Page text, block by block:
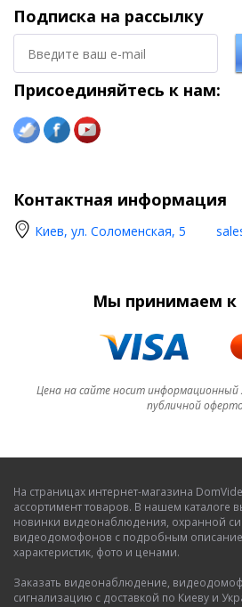
Подписка на рассылку
Присоединяйтесь к нам:
Контактная информация
Киев, ул. Соломенская, 5
Мы принимаем к
Цена на сайте носит информационный
публичной
На страницах интернет-магазина
ассортимент товаров. В нашем каталоге
новинки видеонаблюдения, охранной
видеодомофонов с подробным
характеристик, фото и ценами.
Заказать видеонаблюдение,
сигнализацию с доставкой по Киеву и